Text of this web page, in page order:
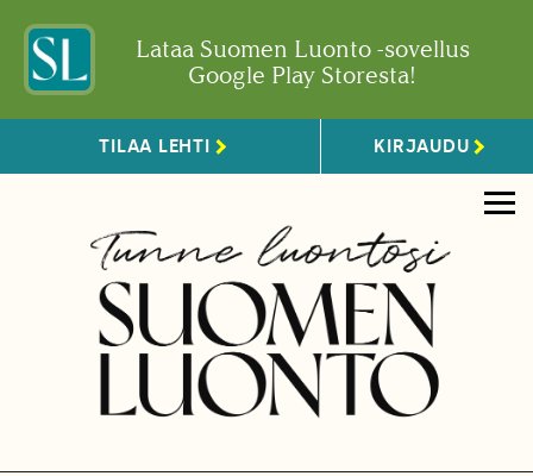
Lataa Suomen Luonto -sovellus
Google Play Storesta!
TILAA LEHTI KIRJAUDU